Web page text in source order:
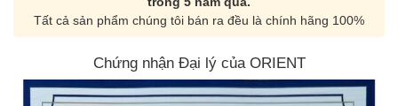
Tất cả sản phẩm chúng tôi bán ra đều là chính hãng 100%
Chứng nhận Đại lý của ORIENT